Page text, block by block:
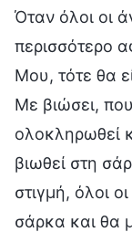
Όταν όλοι οι
περισσότερο
Μου, τότε θα
Με βιώσει,
ολοκληρωθεί
βιωθεί στη
στιγμή, όλοι
σάρκα και θα